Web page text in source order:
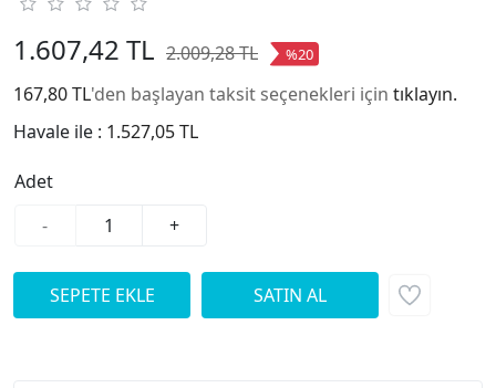
1.607,42 TL 2.009,28 TL %20
167,80 TL'den başlayan taksit seçenekleri için tıklayın.
Havale ile : 1.527,05 TL
Adet
-
+